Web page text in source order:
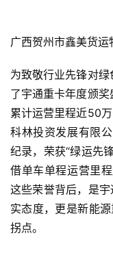
能
汽
车
&
出
行
行
业
资
广西贺州市鑫美货
为致敬行业先锋对
了宇通重卡年度颁
累计运营里程近50
科林投资发展有限
纪录，荣获“绿运先
借单车单程运营里
这些荣誉背后，是
实态度，更是新能
拐点。